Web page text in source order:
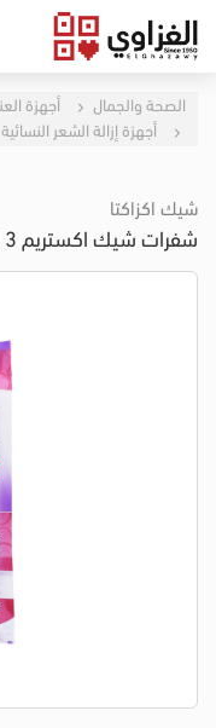
الصحة والجمال أجهزة
أجهزة إزالة الشعر النسائية
شيك اكزاكتا
شفرات شيك اكستريم 3 النسائية للبشرة الحساسة - 3 قطع